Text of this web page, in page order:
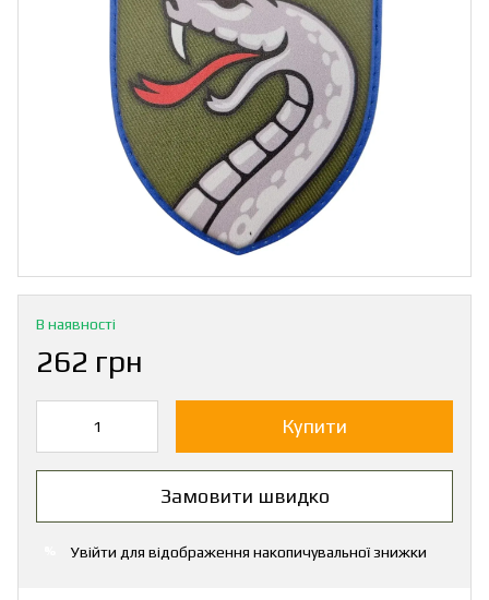
В наявності
262 грн
Купити
Замовити швидко
Увійти для відображення накопичувальної знижки